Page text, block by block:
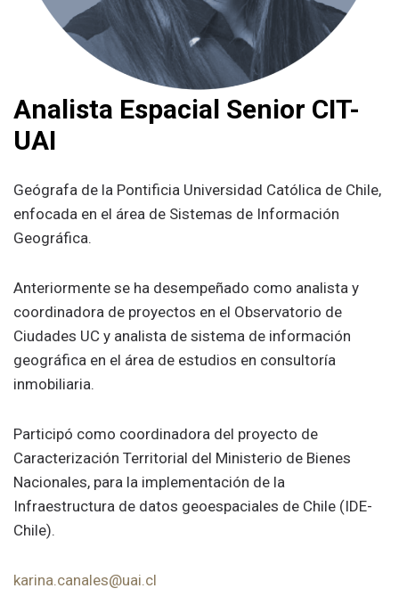
Analista Espacial Senior CIT-
UAI
Geógrafa de la Pontificia Universidad Católica de Chile,
enfocada en el área de Sistemas de Información
Geográfica.
Anteriormente se ha desempeñado como analista y
coordinadora de proyectos en el Observatorio de
Ciudades UC y analista de sistema de información
geográfica en el área de estudios en consultoría
inmobiliaria.
Participó como coordinadora del proyecto de
Caracterización Territorial del Ministerio de Bienes
Nacionales, para la implementación de la
Infraestructura de datos geoespaciales de Chile (IDE-
Chile).
karina.canales@uai.cl